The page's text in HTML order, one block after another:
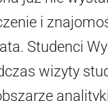
i
Studenci
wizyty